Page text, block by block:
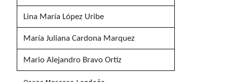
Lina María López Uribe
María Juliana Cardona Marquez
Mario Alejandro Bravo Ortiz